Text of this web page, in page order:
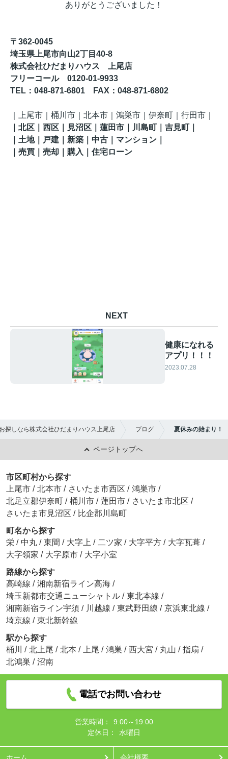
ありがとうございました！
〒362-0045
埼玉県上尾市向山2丁目40-8
株式会社ひだまりハウス 上尾店
フリーコール 0120-01-9933
TEL ：048-871-6801 FAX ： 048-871-6802
上尾市｜桶川市｜北本市｜鴻巣市｜伊奈町 ｜行田市
北区 ｜西区｜見沼区 ｜蓮田市 ｜川島町 ｜吉見町
｜土地｜戸建｜新築｜中古｜マンション｜
｜売買｜売却｜購入｜住宅ローン
NEXT
健康になれる
アプリ！！！
2023.07.28
探しなら株式会社ひだまりハウス上尾店 ブログ 夏休みの始まり！
ページトップへ
市区町村から探す
上尾市 / 北本市 / さいたま市西区 / 鴻巣市 /
北足立郡伊奈町 / 桶川市 / 蓮田市 / さいたま市北区 /
さいたま市見沼区 / 比企郡川島町
町名から探す
栄 / 中丸 / 東間 / 大字上 / 二ツ家 / 大字平方 / 大字瓦葺 /
大字領家 / 大字原市 / 大字小室
路線から探す
高崎線 / 湘南新宿ライン高海 /
埼玉新都市交通ニューシャトル / 東北本線 /
湘南新宿ライン宇須 / 川越線 / 東武野田線 / 京浜東北線 /
埼京線 / 東北新幹線
駅から探す
桶川
/ 北上尾 / 北本 / 上尾 / 鴻巣 / 西大宮 / 丸山 / 指扇 /
北鴻巣 / 沼南
電話でお問い合わせ
営業時間：
9:00～19:00
定休日：
水曜日